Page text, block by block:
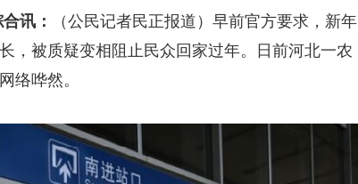
合讯： （公民记者民正报道） 早前官方要求，新年
，被质疑变相阻止民众回家过年。日前河北一农
络哗然。